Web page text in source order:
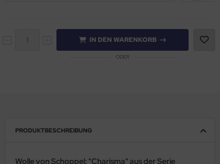
IN DEN WARENKORB
ODER
PRODUKTBESCHREIBUNG
Wolle von Schoppel: "Charisma" aus der Serie